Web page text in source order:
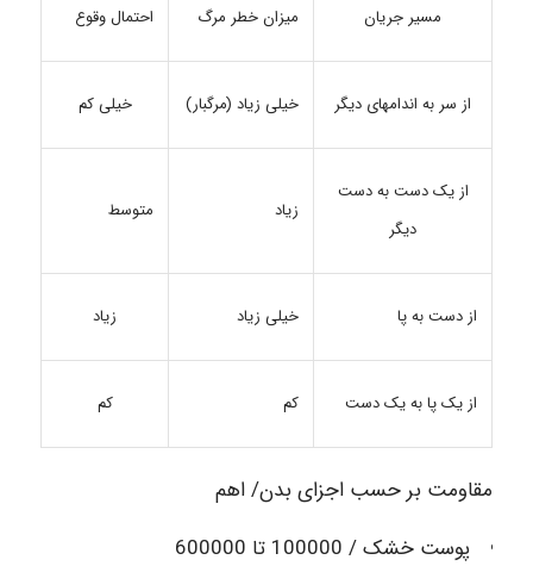
مسیر جریان میزان خطر مرگ احتمال وقوع
از سر به اندام­های دیگر خیلی زیاد (مرگبار) خیلی کم
از یک دست به دست
دیگر
زیاد متوسط
از دست به پا خیلی زیاد زیاد
از یک پا به یک دست کم کم
مقاومت بر حسب اجزای بدن/ اهم
پوست خشک / 100000 تا 600000